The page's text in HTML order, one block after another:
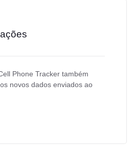
Phone Tracker também
novos dados enviados ao